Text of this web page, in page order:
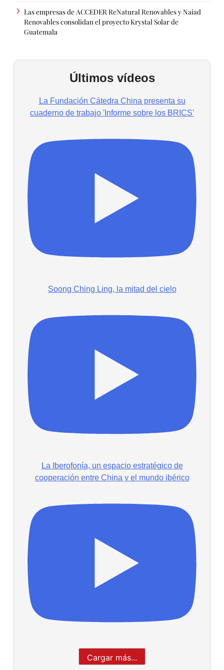
Las empresas de ACCEDER ReNatural Renovables y Naiad
Renovables consolidan el proyecto Krystal Solar de
Guatemala
Últimos vídeos
La Fundación Cátedra China presenta su
cuaderno de trabajo 'Informe sobre los BRICS'
Soong Ching Ling, la mitad del cielo
La Iberofonía, un espacio estratégico de
cooperación entre China y el mundo ibérico
Cargar más...